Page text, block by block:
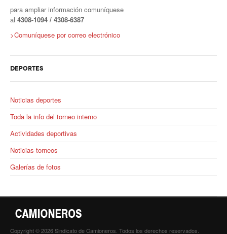
para ampliar información comuníquese
al 4308-1094 / 4308-6387
>Comuníquese por correo electrónico
DEPORTES
Noticias deportes
Toda la info del torneo interno
Actividades deportivas
Noticias torneos
Galerías de fotos
Copyright © 2026 Sindicato de Camioneros. Todos los derechos reservados.